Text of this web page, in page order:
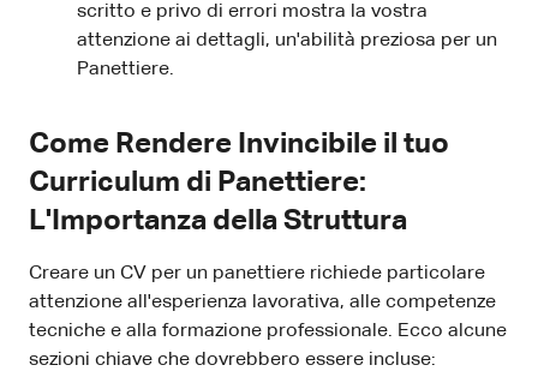
scritto e privo di errori mostra la vostra
attenzione ai dettagli, un'abilità preziosa per un
Panettiere.
Come Rendere Invincibile il tuo
Curriculum di Panettiere:
L'Importanza della Struttura
Creare un CV per un panettiere richiede particolare
attenzione all'esperienza lavorativa, alle competenze
tecniche e alla formazione professionale. Ecco alcune
sezioni chiave che dovrebbero essere incluse: